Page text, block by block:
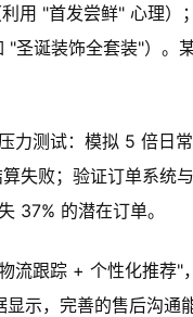
用 "首发尝鲜" 心理
圣诞装饰全套装"）。
力测试：模拟 5 倍日
失败；验证订单系统
37% 的潜在订单。
流跟踪 + 个性化推荐
示，完善的售后沟通